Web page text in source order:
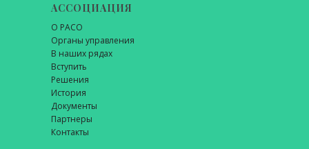
АССОЦИАЦИЯ
О РАСО
Органы управления
В наших рядах
Вступить
Решения
История
Документы
Партнеры
Контакты